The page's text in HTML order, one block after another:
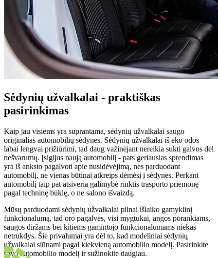
Sėdynių užvalkalai - praktiškas
pasirinkimas
Kaip jau visiems yra suprantama, sėdynių užvalkalai saugo
originalias automobilių sėdynes. Sėdynių užvalkalai iš eko odos
labai lengvai prižiūrimi, tad daug važinėjant nereikia sukti galvos dėl
nešvarumų. Įsigijus naują automobilį - pats geriausias sprendimas
yra iš anksto pagalvoti apie nusidėvėjimą, nes parduodant
automobilį, ne vienas būtinai atkreips dėmėsį į sėdynes. Perkant
automobilį taip pat atsiveria galimybė rinktis trasporto priemonę
pagal techninę būklę, o ne salono išvaizdą.
Mūsų parduodami sėdynių užvalkalai pilnai išlaiko gamyklinį
funkcionalumą, tad oro pagalvės, visi mygtukai, angos porankiams,
saugos diržams bei kitiems gamintojo funkcionalumams niekas
netrukdys. Šie privalumai yra dėl to, kad modeliniai sėdynių
užvalkalai siūnami pagal kiekvieną automobilio modelį. Pasirinkite
savo automobilio modelį ir sužinokite daugiau.